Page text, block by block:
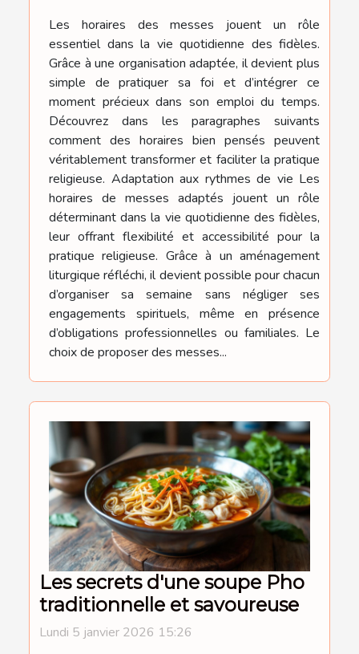
Les horaires des messes jouent un rôle
essentiel dans la vie quotidienne des fidèles.
Grâce à une organisation adaptée, il devient plus
simple de pratiquer sa foi et d’intégrer ce
moment précieux dans son emploi du temps.
Découvrez dans les paragraphes suivants
comment des horaires bien pensés peuvent
véritablement transformer et faciliter la pratique
religieuse. Adaptation aux rythmes de vie Les
horaires de messes adaptés jouent un rôle
déterminant dans la vie quotidienne des fidèles,
leur offrant flexibilité et accessibilité pour la
pratique religieuse. Grâce à un aménagement
liturgique réfléchi, il devient possible pour chacun
d’organiser sa semaine sans négliger ses
engagements spirituels, même en présence
d’obligations professionnelles ou familiales. Le
choix de proposer des messes...
Les secrets d'une soupe Pho
traditionnelle et savoureuse
Lundi 5 janvier 2026 15:26